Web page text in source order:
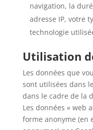
navigation, la
adresse IP, votre
technologie
Utilisation
Les données que
sont utilisées dans
dans le cadre de la
Les données « web
forme anonyme (en